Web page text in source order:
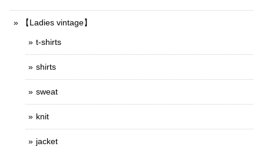
【Ladies vintage】
t-shirts
shirts
sweat
knit
jacket